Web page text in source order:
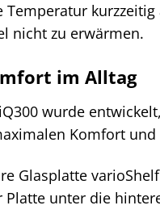
Temperatur
nicht zu erwärmen.
im Alltag
iQ300 wurde
Komfort
Glasplatte
unter die